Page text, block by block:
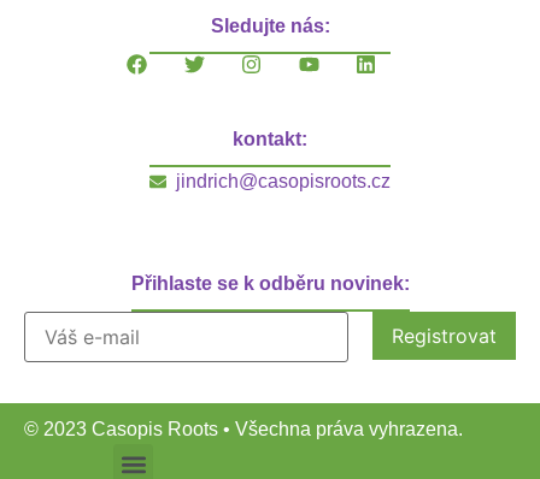
Sledujte nás:
kontakt:
jindrich@casopisroots.cz
Přihlaste se k odběru novinek:
© 2023 Casopis Roots • Všechna práva vyhrazena.